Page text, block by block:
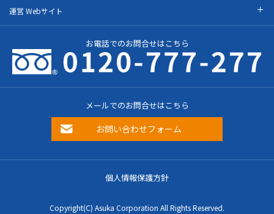
運営 Webサイト
お電話でのお問合せはこちら
メールでのお問合せはこちら
お問い合わせフォーム
個人情報保護方針
Copyright(C) Asuka Corporation All Rights Reserved.